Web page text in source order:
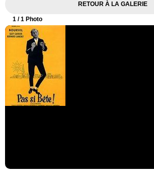
RETOUR À LA GALERIE
1 / 1 Photo